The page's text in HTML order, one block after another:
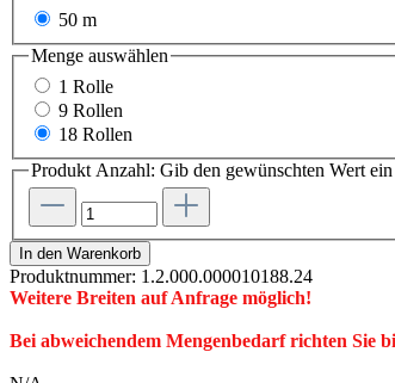
50 m
Menge auswählen
1 Rolle
9 Rollen
18 Rollen
Produkt Anzahl: Gib den gewünschten Wert
In den Warenkorb
Produktnummer: 1.2.000.000010188.24
Weitere Breiten auf Anfrage möglich!
Bei abweichendem Mengenbedarf richten Sie